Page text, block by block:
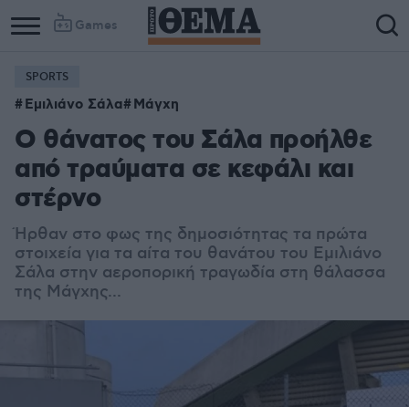
Games
SPORTS
Εμιλιάνο Σάλα Μάγχη
Ο θάνατος του Σάλα προήλθε
από τραύματα σε κεφάλι και
στέρνο
Ήρθαν στο φως της δημοσιότητας τα πρώτα
στοιχεία για τα αίτα του θανάτου του Εμιλιάνο
Σάλα στην αεροπορική τραγωδία στη θάλασσα
της Μάγχης...